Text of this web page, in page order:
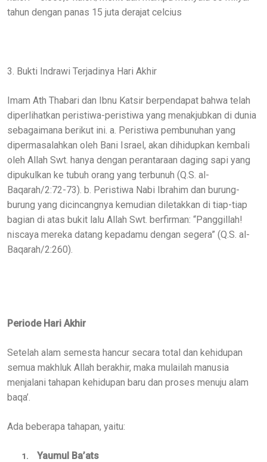
tahun dengan panas 15 juta derajat celcius
3. Bukti Indrawi Terjadinya Hari Akhir
Imam Ath Thabari dan Ibnu Katsir berpendapat bahwa telah
diperlihatkan peristiwa-peristiwa yang menakjubkan di dunia
sebagaimana berikut ini. a. Peristiwa pembunuhan yang
dipermasalahkan oleh Bani Israel, akan dihidupkan kembali
oleh Allah Swt. hanya dengan perantaraan daging sapi yang
dipukulkan ke tubuh orang yang terbunuh (Q.S. al-
Baqarah/2:72-73). b. Peristiwa Nabi Ibrahim dan burung-
burung yang dicincangnya kemudian diletakkan di tiap-tiap
bagian di atas bukit lalu Allah Swt. berfirman: “Panggillah!
niscaya mereka datang kepadamu dengan segera” (Q.S. al-
Baqarah/2:260).
Periode Hari Akhir
Setelah alam semesta hancur secara total dan kehidupan
semua makhluk Allah berakhir, maka mulailah manusia
menjalani tahapan kehidupan baru dan proses menuju alam
baqa’.
Ada beberapa tahapan, yaitu:
1. Yaumul Ba’ats